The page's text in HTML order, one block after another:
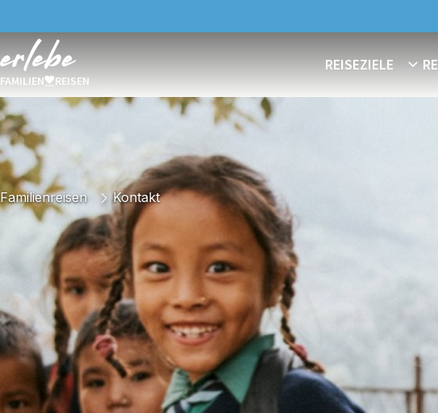
FAMILIEN REISEN
REISEZIELE
Familienreisen Kontakt